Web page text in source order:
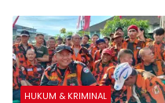
Terkait Pemeriksaan
Surveyor PT Tribhakti
HUKUM & KRIMINAL